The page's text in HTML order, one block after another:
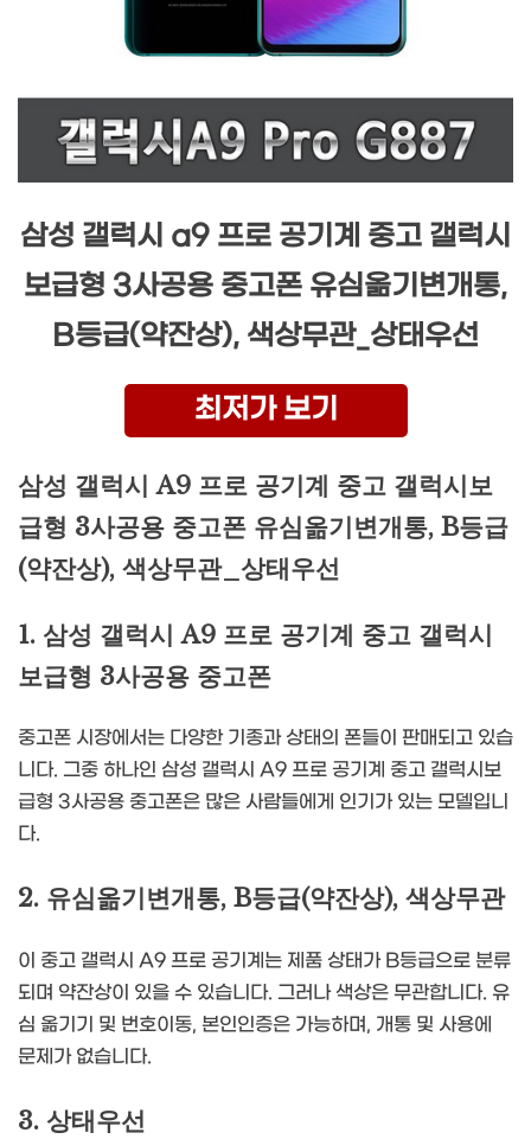
삼성 갤럭시 a9 프로 공기계 중고 갤럭시
보급형 3사공용 중고폰 유심옮기변개통,
B등급(약잔상), 색상무관_상태우선
최저가 보기
삼성 갤럭시 A9 프로 공기계 중고 갤럭시보
급형 3사공용 중고폰 유심옮기변개통, B등급
(약잔상), 색상무관_상태우선
1. 삼성 갤럭시 A9 프로 공기계 중고 갤럭시
보급형 3사공용 중고폰
중고폰 시장에서는 다양한 기종과 상태의 폰들이 판매되고 있습
니다. 그중 하나인 삼성 갤럭시 A9 프로 공기계 중고 갤럭시보
급형 3사공용 중고폰은 많은 사람들에게 인기가 있는 모델입니
다.
2. 유심옮기변개통, B등급(약잔상), 색상무관
이 중고 갤럭시 A9 프로 공기계는 제품 상태가 B등급으로 분류
되며 약잔상이 있을 수 있습니다. 그러나 색상은 무관합니다. 유
심 옮기기 및 번호이동, 본인인증은 가능하며, 개통 및 사용에
문제가 없습니다.
3. 상태우선